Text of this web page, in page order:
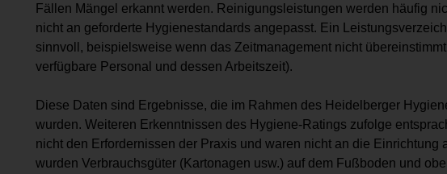
Fällen Mängel erkannt werden. Reinigungsleistungen werden häufig
nicht an geforderte Hygienestandards angepasst. Ein
sinnvoll, beispielsweise wenn das Zeitmanagement nicht
verfügbare Personal und dessen Arbeitszeit).
Diese Daten sind Ergebnisse, die im Rahmen des Heidelberger
wurden. Weiteren Erkenntnissen des Hygiene-Ratings zufolge
nicht den Erfordernissen der Praxis und waren nicht an die Einrichtung
wurden Verbrauchsgüter (Kartonagen usw.) auf dem Fußboden und